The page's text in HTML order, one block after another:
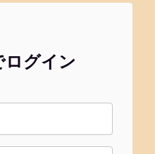
グイン